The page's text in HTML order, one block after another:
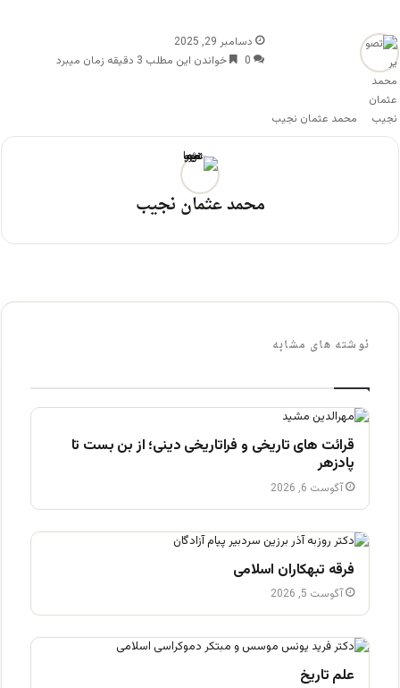
محمد عثمان نجیب
دسامبر 29, 2025
0
خواندن این مطلب 3 دقیقه زمان میبرد
محمد عثمان نجیب
نوشته های مشابه
قرائت های تاریخی و فراتاریخی دینی؛ از بن بست تا
پادزهر
آگوست 6, 2026
فرقه تبهکاران اسلامی
آگوست 5, 2026
علم تاریخ